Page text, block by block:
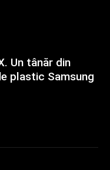
Un tânăr din
plastic Samsung